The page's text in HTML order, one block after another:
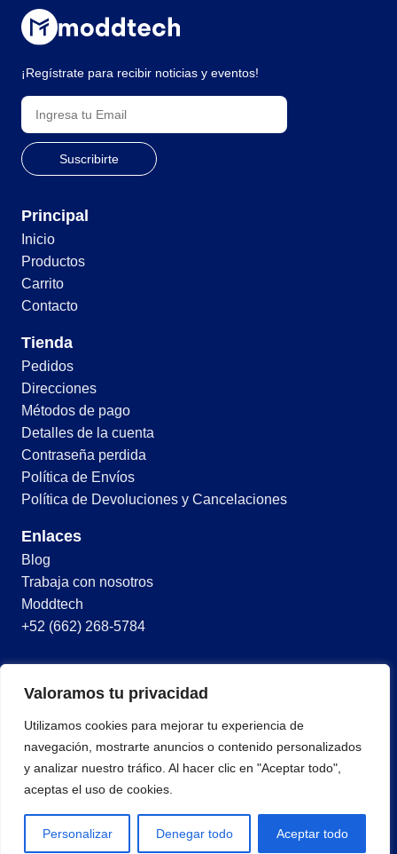
Valoramos tu privacidad
Utilizamos cookies para mejorar tu experiencia de
navegación, mostrarte anuncios o contenido personalizados
y analizar nuestro tráfico. Al hacer clic en "Aceptar todo",
aceptas el uso de cookies.
Personalizar Denegar todo Aceptar todo
¡Regístrate para recibir noticias y eventos!
Principal
Inicio
Productos
Carrito
Contacto
Tienda
Pedidos
Direcciones
Métodos de pago
Detalles de la cuenta
Contraseña perdida
Política de Envíos
Política de Devoluciones y Cancelaciones
Enlaces
Blog
Trabaja con nosotros
Moddtech
+52 (662) 268-5784
© 2026 Todos los derechos reservados
Política de privacidad